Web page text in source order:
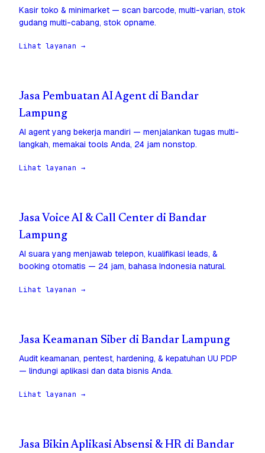
Kasir toko & minimarket — scan barcode, multi-varian, stok
gudang multi-cabang, stok opname.
Lihat layanan →
Jasa Pembuatan AI Agent di Bandar
Lampung
AI agent yang bekerja mandiri — menjalankan tugas multi-
langkah, memakai tools Anda, 24 jam nonstop.
Lihat layanan →
Jasa Voice AI & Call Center di Bandar
Lampung
AI suara yang menjawab telepon, kualifikasi leads, &
booking otomatis — 24 jam, bahasa Indonesia natural.
Lihat layanan →
Jasa Keamanan Siber di Bandar Lampung
Audit keamanan, pentest, hardening, & kepatuhan UU PDP
— lindungi aplikasi dan data bisnis Anda.
Lihat layanan →
Jasa Bikin Aplikasi Absensi & HR di Bandar